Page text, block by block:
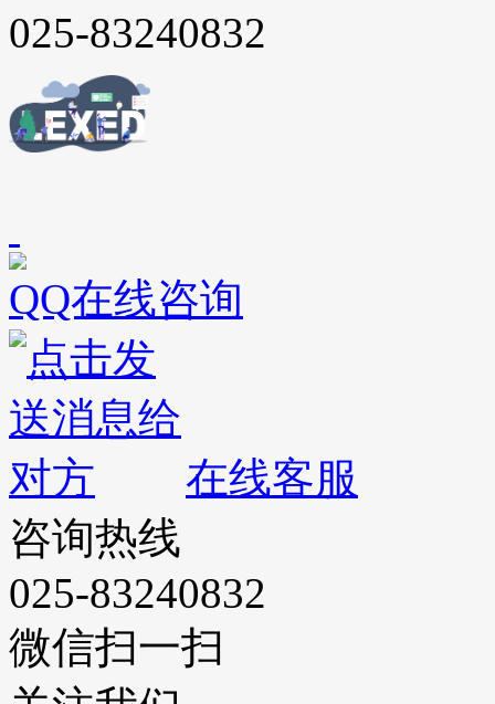
025-83240832
QQ在线咨询
在线客服
咨询热线
025-83240832
微信扫一扫